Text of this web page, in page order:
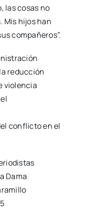
las cosas no
Mis hijos han
compañeros”.
reducción
violencia
conflicto en el
Dama